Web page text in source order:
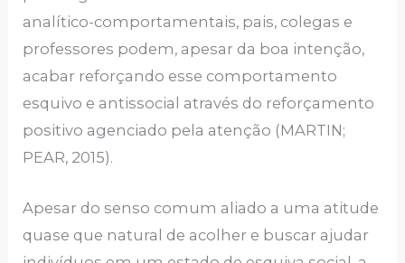
analítico-comportamentais, pais, colegas e
professores podem, apesar da boa intenção,
acabar reforçando esse comportamento
esquivo e antissocial através do reforçamento
positivo agenciado pela atenção (MARTIN;
PEAR, 2015).
Apesar do senso comum aliado a uma atitude
quase que natural de acolher e buscar ajudar